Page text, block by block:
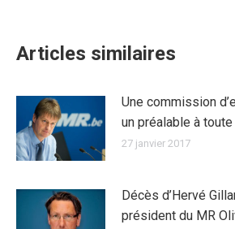
Articles similaires
Une commission
un préalable à
27 janvier 2017
Décès d’Hervé
président du MR